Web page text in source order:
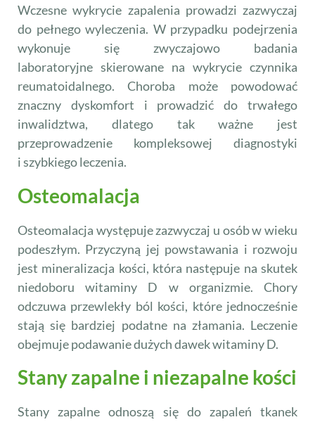
Wczesne wykrycie zapalenia prowadzi zazwyczaj
do pełnego wyleczenia. W przypadku podejrzenia
wykonuje się zwyczajowo badania
laboratoryjne skierowane na wykrycie czynnika
reumatoidalnego. Choroba może powodować
znaczny dyskomfort i prowadzić do trwałego
inwalidztwa, dlatego tak ważne jest
przeprowadzenie kompleksowej diagnostyki
i szybkiego leczenia.
Osteomalacja
Osteomalacja występuje zazwyczaj u osób w wieku
podeszłym. Przyczyną jej powstawania i rozwoju
jest mineralizacja kości, która następuje na skutek
niedoboru witaminy D w organizmie. Chory
odczuwa przewlekły ból kości, które jednocześnie
stają się bardziej podatne na złamania. Leczenie
obejmuje podawanie dużych dawek witaminy D.
Stany zapalne i niezapalne kości
Stany zapalne odnoszą się do zapaleń tkanek